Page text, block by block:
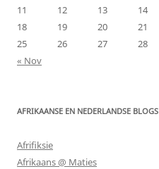
11
12 13 14
18
19 20 21
25
26 27 28
« Nov
AFRIKAANSE EN NEDERLANDSE BLOGS
Afrifiksie
Afrikaans @ Maties